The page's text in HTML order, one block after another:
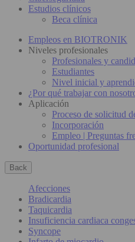
Estudios clínicos
Beca clínica
Empleos en BIOTRONIK
Niveles profesionales
Profesionales y
Estudiantes
Nivel inicial y
¿Por qué trabajar con
Aplicación
Proceso de solicitud
Incorporación
Empleo | Preguntas
Oportunidad profesional
Back
Afecciones
Bradicardia
Taquicardia
Insuficiencia cardiaca
Syncope